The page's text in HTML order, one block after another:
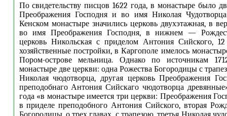
По свидетельству писцов 1622 года, в монастыре было
Преображения Господня и во имя Николая
Кенском монастыре значились церковь двухэтажная, в
во имя Преображения Господня, в нижнем —
церковь Никольская с приделом Антония Сийского, 12
хозяйственные постройки, в Каргополе имелось
Пором-острове мельница. Однако по источникам
монастыре две церкви: одна Рожества Богородицы с
Николая чюдотворца, другая церковь Преображения
преподобнаго Антония Сийскаго чюдотворца
года «в монастыре имеется три церкви: Преображения
в приделе преподобного Антония Сийского, вторая